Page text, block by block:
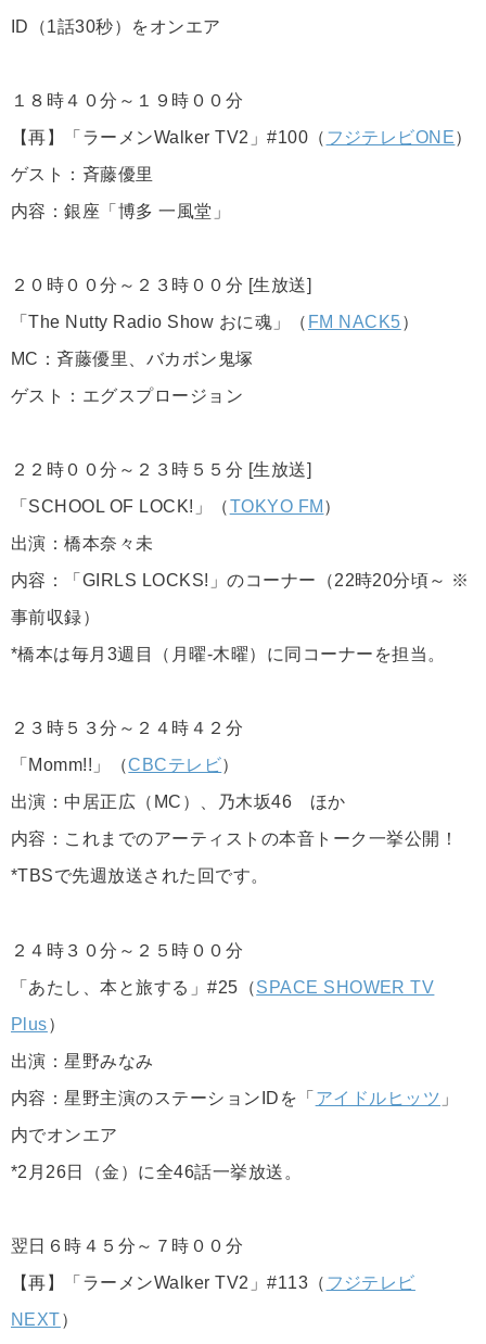
ID（1話30秒）をオンエア
１８時４０分～１９時００分
【再】「ラーメンWalker TV2」#100（ フジテレビONE）
ゲスト：斉藤優里
内容：銀座「博多 一風堂」
２０時００分～２３時００分 [生放送]
「The Nutty Radio Show おに魂」（ FM NACK5）
MC：斉藤優里、バカボン鬼塚
ゲスト：エグスプロージョン
２２時００分～２３時５５分 [生放送]
「SCHOOL OF LOCK!」（TOKYO FM ）
出演：橋本奈々未
内容：「GIRLS LOCKS!」のコーナー（22時20分頃～ ※
事前収録）
*橋本は毎月3週目（月曜-木曜）に同コーナーを担当。
２３時５３分～２４時４２分
「Momm!!」（CBCテレビ）
出演：中居正広（MC）、乃木坂46 ほか
内容：これまでのアーティストの本音トーク一挙公開！
*TBSで先週放送された回です。
２４時３０分～２５時００分
「あたし、本と旅する」#25（SPACE SHOWER TV
Plus）
出演：星野みなみ
内容：星野主演のステーションIDを「 アイドルヒッツ 」
内でオンエア
*2月26日（金）に全46話一挙放送。
翌日６時４５分～７時００分
【再】「ラーメンWalker TV2」#113（ フジテレビ
NEXT）